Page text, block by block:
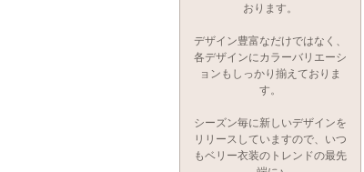
おります。
デザイン豊富なだけではなく、
各デザインにカラーバリエーシ
ョンもしっかり揃えておりま
す。
シーズン毎に新しいデザインを
リリースしていますので、いつ
もベリー衣装のトレンドの最先